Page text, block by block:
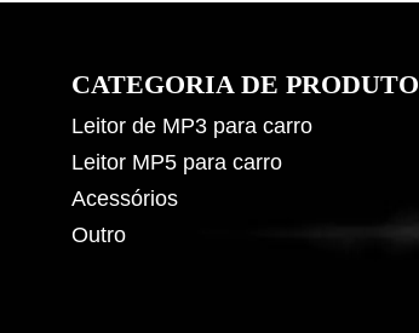
CATEGORIA DE PRODUTO
Leitor de MP3 para carro
Leitor MP5 para carro
Acessórios
Outro